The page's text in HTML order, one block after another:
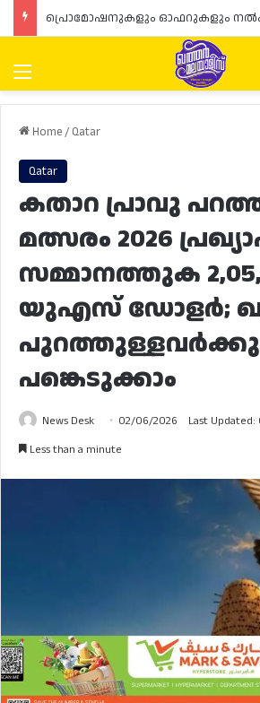
Menu
Home/ Qatar
Qatar
കതാറ പ്രാവു
മത്സരം 2026
സമ്മാനത്തുക
യുഎസ് ഡോളർ;
പങ്കെടുക്കാം
News Desk 02/06/2026 Last
Less than a minute